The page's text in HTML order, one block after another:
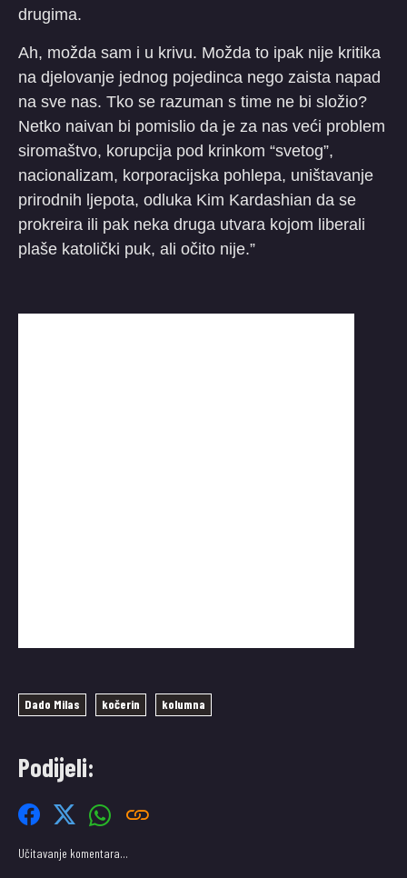
drugima.
Ah, možda sam i u krivu. Možda to ipak nije kritika
na djelovanje jednog pojedinca nego zaista napad
na sve nas. Tko se razuman s time ne bi složio?
Netko naivan bi pomislio da je za nas veći problem
siromaštvo, korupcija pod krinkom “svetog”,
nacionalizam, korporacijska pohlepa, uništavanje
prirodnih ljepota, odluka Kim Kardashian da se
prokreira ili pak neka druga utvara kojom liberali
plaše katolički puk, ali očito nije.”
Dado Milas kočerin kolumna
Podijeli:
Učitavanje komentara…